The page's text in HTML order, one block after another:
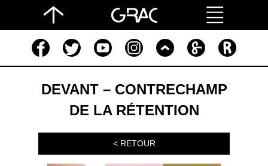
DEVANT – CONTRECHAMP
DE LA RÉTENTION
< RETOUR